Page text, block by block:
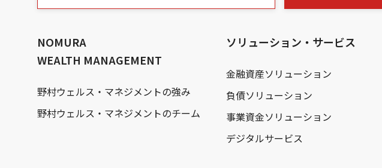
NOMURA
WEALTH MANAGEMENT
野村ウェルス・マネジメントの強み
野村ウェルス・マネジメントのチーム
ソリューション・サービス
金融資産ソリューション
負債ソリューション
事業資金ソリューション
デジタルサービス